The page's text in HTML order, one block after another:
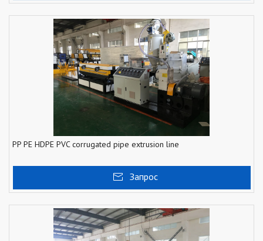
PP PE HDPE PVC corrugated pipe extrusion line
Запрос